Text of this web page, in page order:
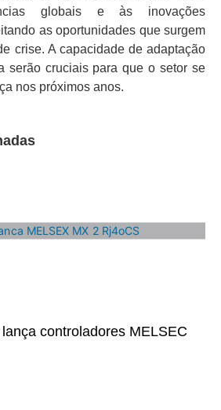
globais e às inovações
as oportunidades que surgem
crise. A capacidade de adaptação
serão cruciais para que o setor se
nos próximos anos.
controladores MELSEC